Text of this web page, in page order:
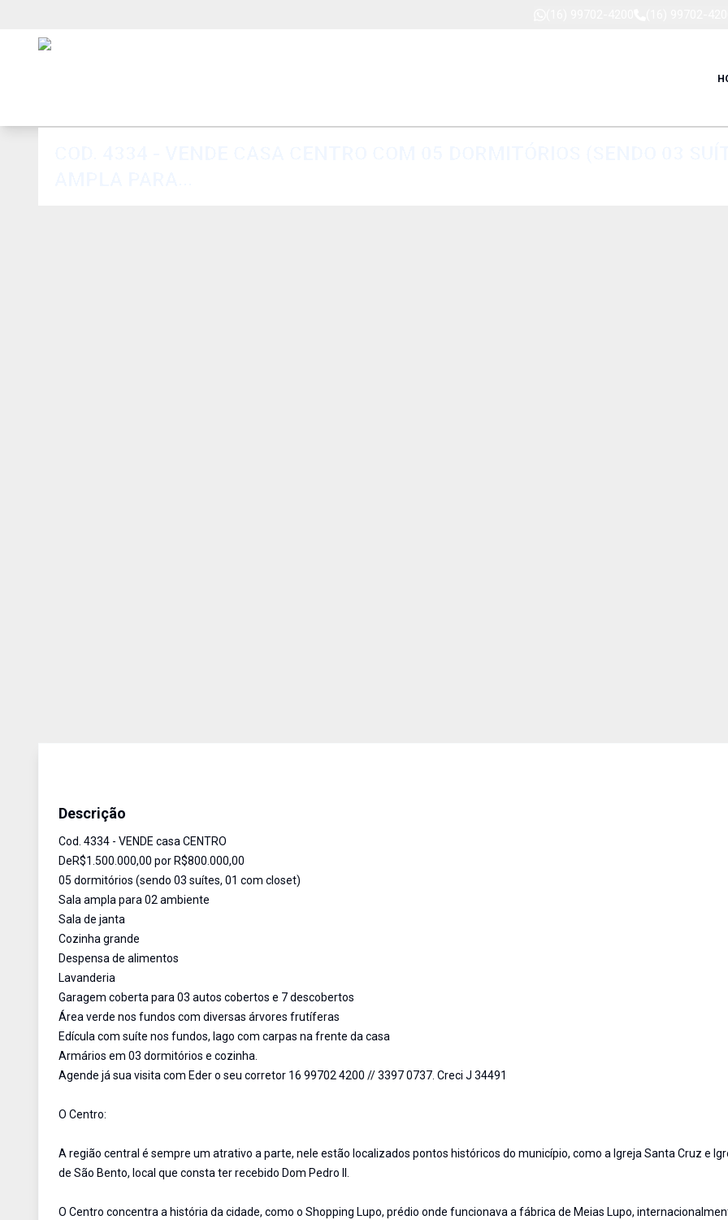
Descrição
Cod. 4334 - VENDE casa CENTRO
DeR$1.500.000,00 por R$800.000,00
05 dormitórios (sendo 03 suítes, 01 com closet)
Sala ampla para 02 ambiente
Sala de janta
Cozinha grande
Despensa de alimentos
Lavanderia
Garagem coberta para 03 autos cobertos e 7 descobertos
Área verde nos fundos com diversas árvores frutíferas
Edícula com suíte nos fundos, lago com carpas na frente da casa
Armários em 03 dormitórios e cozinha.
Agende já sua visita com Eder o seu corretor 16 99702 4200 // 3397 0737. Creci J 34491
O Centro:
A região central é sempre um atrativo a parte, nele estão localizados pontos históricos do município, como a Igreja Santa Cruz e
de São Bento, local que consta ter recebido Dom Pedro II.
O Centro concentra a história da cidade, como o Shopping Lupo, prédio onde funcionava a fábrica de Meias Lupo,